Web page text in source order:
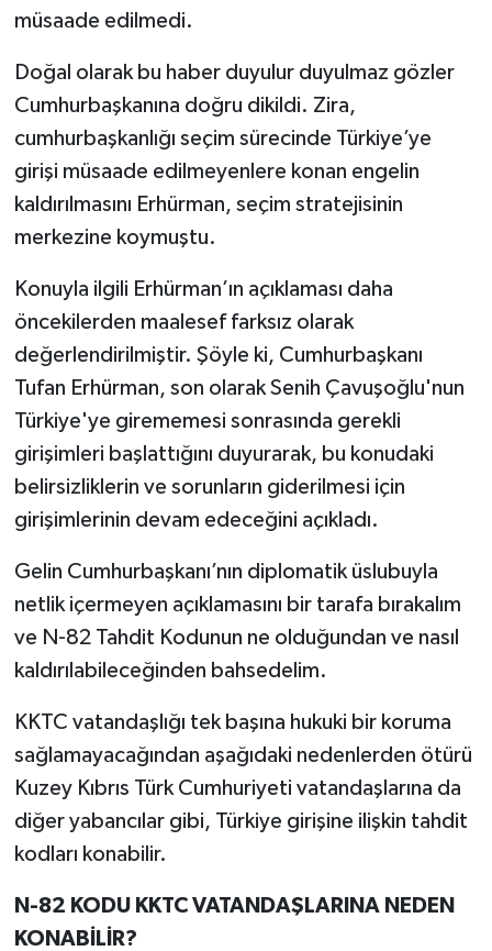
müsaade edilmedi.
Doğal olarak bu haber duyulur duyulmaz gözler
Cumhurbaşkanına doğru dikildi. Zira,
cumhurbaşkanlığı seçim sürecinde Türkiye’ye
girişi müsaade edilmeyenlere konan engelin
kaldırılmasını Erhürman, seçim stratejisinin
merkezine koymuştu.
Konuyla ilgili Erhürman’ın açıklaması daha
öncekilerden maalesef farksız olarak
değerlendirilmiştir. Şöyle ki, Cumhurbaşkanı
Tufan Erhürman, son olarak Senih Çavuşoğlu'nun
Türkiye'ye girememesi sonrasında gerekli
girişimleri başlattığını duyurarak, bu konudaki
belirsizliklerin ve sorunların giderilmesi için
girişimlerinin devam edeceğini açıkladı.
Gelin Cumhurbaşkanı’nın diplomatik üslubuyla
netlik içermeyen açıklamasını bir tarafa bırakalım
ve N-82 Tahdit Kodunun ne olduğundan ve nasıl
kaldırılabileceğinden bahsedelim.
KKTC vatandaşlığı tek başına hukuki bir koruma
sağlamayacağından aşağıdaki nedenlerden ötürü
Kuzey Kıbrıs Türk Cumhuriyeti vatandaşlarına da
diğer yabancılar gibi, Türkiye girişine ilişkin tahdit
kodları konabilir.
N-82 KODU KKTC VATANDAŞLARINA NEDEN
KONABİLİR?